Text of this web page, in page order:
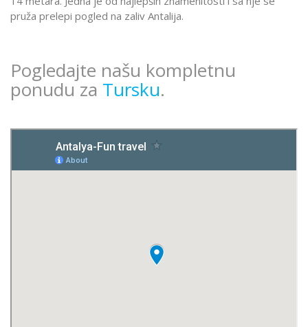
pruža prelepi pogled na zaliv Antalija.
Pogledajte našu kompletnu
ponudu za Tursku.